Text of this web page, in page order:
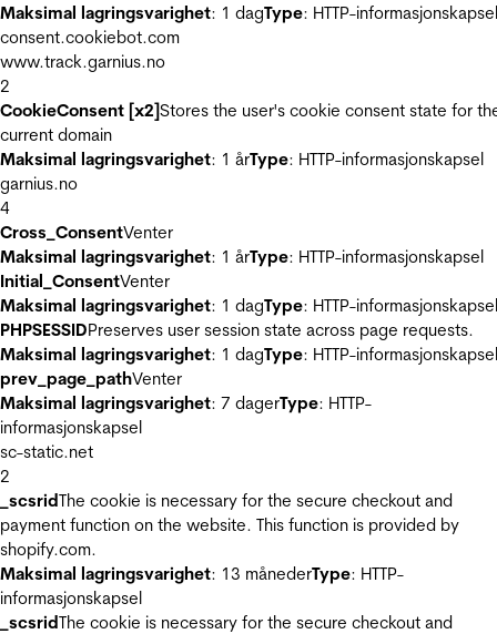
Maksimal lagringsvarighet: 1 dagType: HTTP-informasjonskapsel
consent.cookiebot.com
www.track.garnius.no
2
CookieConsent [x2]Stores the user's cookie consent state for
current domain
Maksimal lagringsvarighet: 1 årType: HTTP-informasjonskapsel
garnius.no
4
Cross_ConsentVenter
Maksimal lagringsvarighet: 1 årType: HTTP-informasjonskapsel
Initial_ConsentVenter
Maksimal lagringsvarighet: 1 dagType: HTTP-informasjonskapsel
PHPSESSIDPreserves user session state across page requests.
Maksimal lagringsvarighet: 1 dagType: HTTP-informasjonskapsel
prev_page_pathVenter
Maksimal lagringsvarighet: 7 dagerType: HTTP-
informasjonskapsel
sc-static.net
2
_scsridThe cookie is necessary for the secure checkout and
payment function on the website. This function is provided by
shopify.com.
Maksimal lagringsvarighet: 13 månederType: HTTP-
informasjonskapsel
_scsridThe cookie is necessary for the secure checkout and